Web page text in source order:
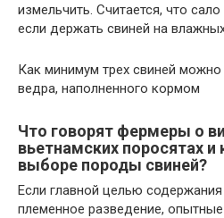
измельчить. Считается, что
если держать свиней на
Как минимум трех свиней
ведра, наполненного кормом
Что говорят фермеры о
вьетнамских поросятах и
выборе породы свиней?
Если главной целью содержания
племенное разведение,